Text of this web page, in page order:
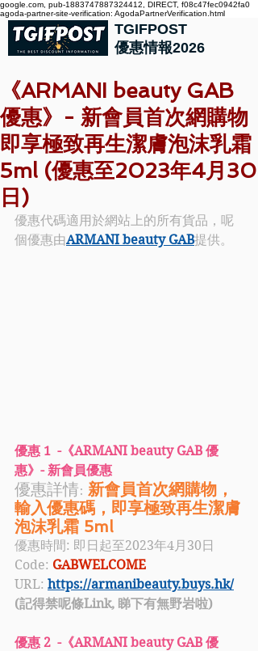
google.com, pub-1883747887324412, DIRECT, f08c47fec0942fa0
agoda-partner-site-verification: AgodaPartnerVerification.html
TGIFPOST
優惠情報2026
《ARMANI beauty GAB
優惠》- 新會員首次網購物
即享極致再生潔膚泡沫乳霜
5ml (優惠至2023年4月30
日)
優惠代碼適用於網站上的所有貨品，呢
個優惠由ARMANI beauty GAB提供。
優惠 1  -《ARMANI beauty GAB 優
惠》- 新會員優惠
優惠詳情: 新會員首次網購物，
輸入優惠碼，即享極致再生潔膚
泡沫乳霜 5ml
優惠時間: 即日起至2023年4月30日
Code: GABWELCOME
URL: https://armanibeauty.buys.hk/
(記得禁呢條Link, 睇下有無野岩啦)
優惠 2  -《ARMANI beauty GAB 優